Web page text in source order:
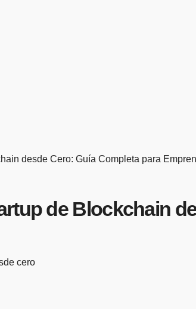
desde Cero: Guía Completa para
de Blockchain